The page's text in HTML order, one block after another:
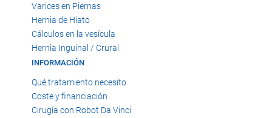
Varices en Piernas
Hernia de Hiato
Cálculos en la vesícula
Hernia Inguinal / Crural
INFORMACIÓN
Qué tratamiento necesito
Coste y financiación
Cirugía con Robot Da Vinci